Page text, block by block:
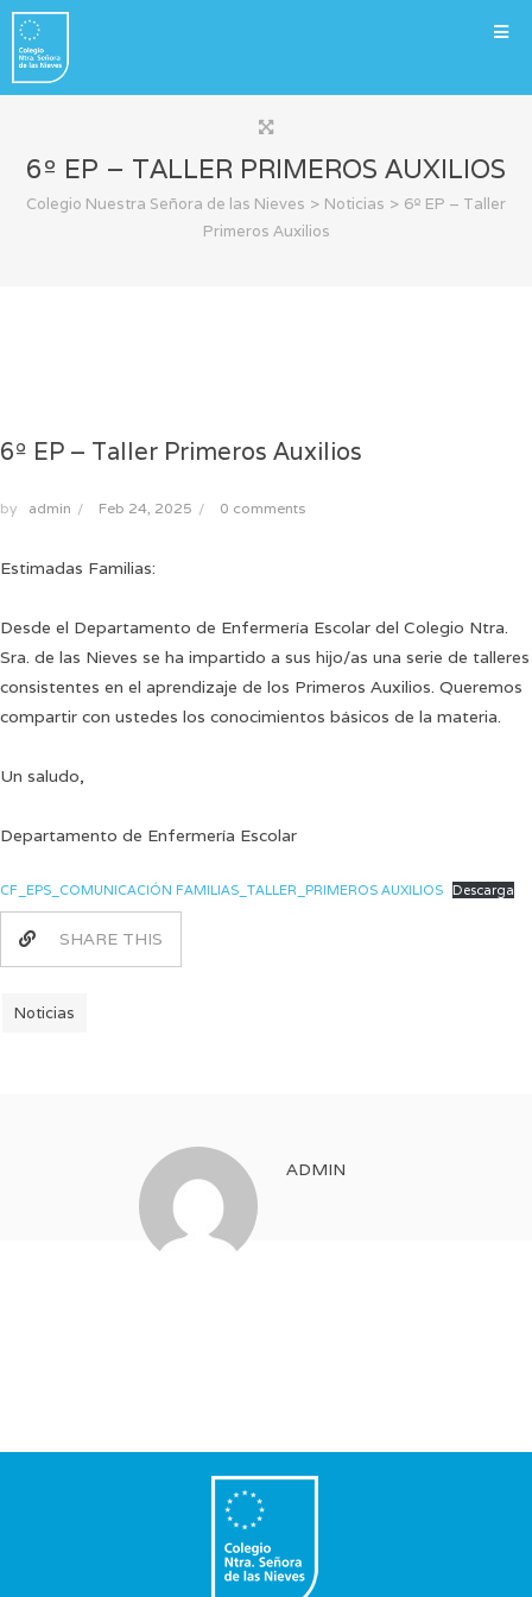
6º EP – TALLER PRIMEROS AUXILIOS
Colegio Nuestra Señora de las Nieves > Noticias > 6º EP – Taller
Primeros Auxilios
6º EP – Taller Primeros Auxilios
by admin / Feb 24, 2025 / 0 comments
Estimadas Familias:
Desde el Departamento de Enfermería Escolar del Colegio Ntra.
Sra. de las Nieves se ha impartido a sus hijo/as una serie de talleres
consistentes en el aprendizaje de los Primeros Auxilios. Queremos
compartir con ustedes los conocimientos básicos de la materia.
Un saludo,
Departamento de Enfermería Escolar
CF_EPS_COMUNICACIÓN FAMILIAS_TALLER_PRIMEROS AUXILIOS Descarga
SHARE THIS
Noticias
ADMIN